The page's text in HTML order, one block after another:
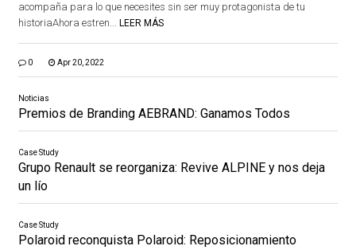
acompaña para lo que necesites sin ser muy protagonista de tu
historiaAhora estren... LEER MÁS
0 Apr 20, 2022
Noticias
Premios de Branding AEBRAND: Ganamos Todos
Case Study
Grupo Renault se reorganiza: Revive ALPINE y nos deja
un lío
Case Study
Polaroid reconquista Polaroid: Reposicionamiento